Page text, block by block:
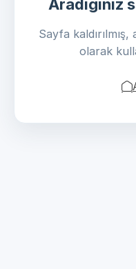
Aradığınız
Sayfa
olarak